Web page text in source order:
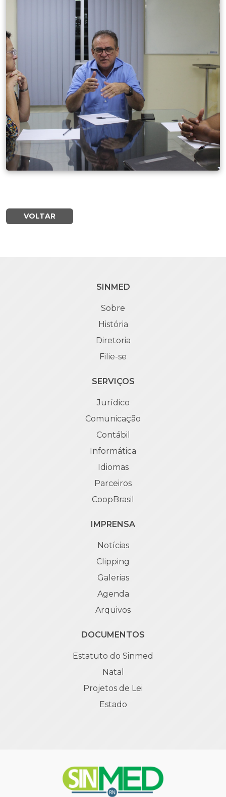
VOLTAR
SINMED
Sobre
História
Diretoria
Filie-se
SERVIÇOS
Jurídico
Comunicação
Contábil
Informática
Idiomas
Parceiros
CoopBrasil
IMPRENSA
Notícias
Clipping
Galerias
Agenda
Arquivos
DOCUMENTOS
Estatuto do Sinmed
Natal
Projetos de Lei
Estado